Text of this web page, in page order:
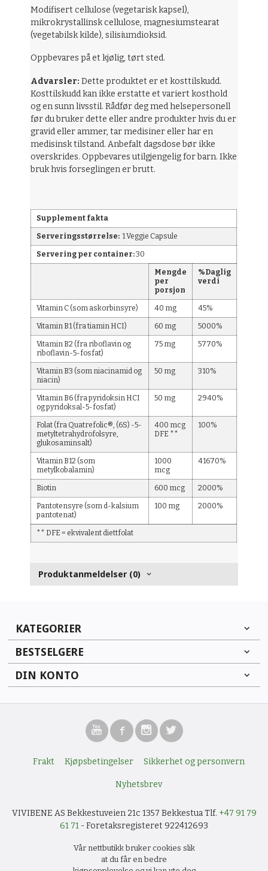
Modifisert cellulose (vegetarisk kapsel),
mikrokrystallinsk cellulose, magnesiumstearat
(vegetabilsk kilde), silisiumdioksid.
Oppbevares på et kjølig, tørt sted.
Advarsler:Dette produktet er et kosttilskudd.
Kosttilskudd kan ikke erstatte et variert kosthold
og en sunn livsstil. Rådfør deg med helsepersonell
før du bruker dette eller andre produkter hvis du er
gravid eller ammer, tar medisiner eller har en
medisinsk tilstand. Anbefalt dagsdose bør ikke
overskrides. Oppbevares utilgjengelig for barn. Ikke
bruk hvis forseglingen er brutt.
Supplement fakta
Serveringsstørrelse: 1 Veggie Capsule
Servering per container:30
Mengde
per
porsjon
%Daglig
verdi
Vitamin C (som askorbinsyre) 40 mg 45%
Vitamin B1 (fra tiamin HCI) 60 mg 5000%
Vitamin B2 (fra riboflavin og
riboflavin-5-fosfat)
75 mg 5770%
Vitamin B3 (som niacinamid og
niacin)
50 mg 310%
Vitamin B6 (fra pyridoksin HCI
og pyridoksal-5-fosfat)
50 mg 2940%
Folat (fra Quatrefolic®, (6S) -5-
metyltetrahydrofolsyre,
glukosaminsalt)
400 mcg
DFE **
100%
Vitamin B12 (som
metylkobalamin)
1000
mcg
41670%
Biotin 600 mcg 2000%
Pantotensyre (som d-kalsium
pantotenat)
100 mg 2000%
** DFE = ekvivalent diettfolat
Produktanmeldelser (0)
KATEGORIER
BESTSELGERE
DIN KONTO
Frakt Kjøpsbetingelser Sikkerhet og personvern
Nyhetsbrev
VIVIBENE AS Bekkestuveien 21c 1357 Bekkestua Tlf. +47 91 79
61 71 - Foretaksregisteret 922412693
Vår nettbutikk bruker cookies slik
at du får en bedre